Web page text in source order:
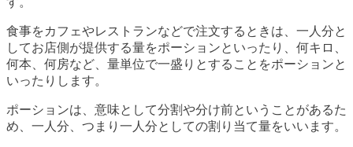
食事をカフェやレストランなどで注文するときは、一人分と
してお店側が提供する量をポーションといったり、何キロ、
何本、何房など、量単位で一盛りとすることをポーションと
いったりします。
ポーションは、意味として分割や分け前ということがあるた
め、一人分、つまり一人分としての割り当て量をいいます。